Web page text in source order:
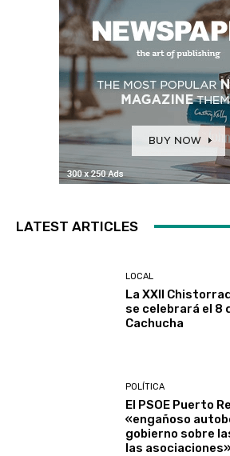
LATEST ARTICLES
LOCAL
La XXII
se celebrará el 8
Cachucha
POLÍTICA
El PSOE Puerto
«engañoso
gobierno sobre
las asociaciones»